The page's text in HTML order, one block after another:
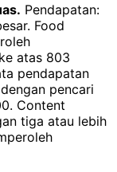
Pendapatan:
Food
atas 803
pendapatan
pencari
Content
tiga atau lebih